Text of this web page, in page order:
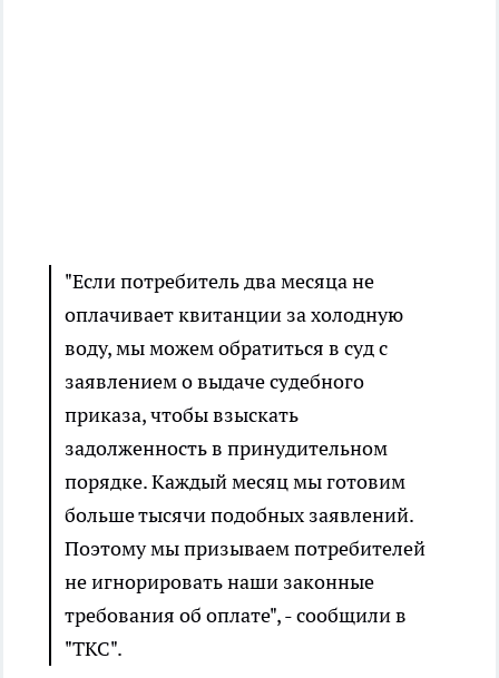
"Если потребитель два месяца не
оплачивает квитанции за холодную
воду, мы можем обратиться в суд с
заявлением о выдаче судебного
приказа, чтобы взыскать
задолженность в принудительном
порядке. Каждый месяц мы готовим
больше тысячи подобных заявлений.
Поэтому мы призываем потребителей
не игнорировать наши законные
требования об оплате", - сообщили в
"ТКС".